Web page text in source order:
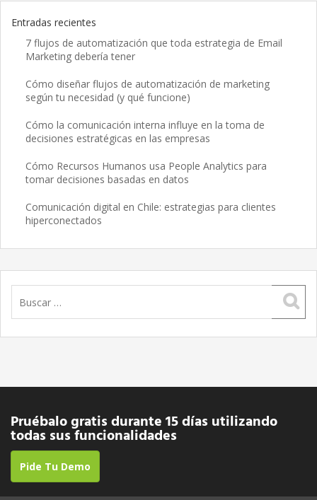
Entradas recientes
7 flujos de automatización que toda estrategia de Email
Marketing debería tener
Cómo diseñar flujos de automatización de marketing
según tu necesidad (y qué funcione)
Cómo la comunicación interna influye en la toma de
decisiones estratégicas en las empresas
Cómo Recursos Humanos usa People Analytics para
tomar decisiones basadas en datos
Comunicación digital en Chile: estrategias para clientes
hiperconectados
Pruébalo gratis durante 15 días utilizando
todas sus funcionalidades
Pide Tu Demo